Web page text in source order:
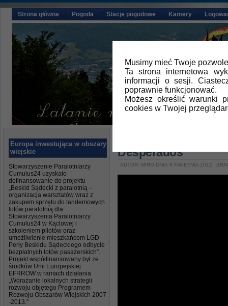
Musimy mieć Twoje
Ta strona internetowa
informacji o sesji.
poprawnie funkcjonować.
Możesz określić warunki
cookies w Twojej
Strona główna Pogoda Stacje pogodowe Kamery
Europa inwestująca w obszary
wiejskie
Stowarzyszenie Paralotniarzy
Cumulus24 uzyskało
dofinansowanie do projektu
„Beskid Sądecki z paralotnią –
organizacja warsztatów wraz z
zakupem sprzętu do tandemowych
lotów paralotnią dla
Stowarzyszenia Paralotniarzy
Cumulus24 w Kąclowej i
szkoleniem pilotów oraz
umożliwienie mieszkańcom LGD
Perły Beskidu Sądeckiego odbycie
bezpłatnych lotów pasażerskich”.
Projekt współfinansowany był ze
środków Unii Europejskiej
EFRROW w ramach działania
„Wdrażanie lokalnych strategii
rozwoju objętego Programem
Rozwoju Obszarów Wiejskich 2007
-2013.”
Desperados
AUTOR: MIRO DNIA 8 KWIETNIA 2012